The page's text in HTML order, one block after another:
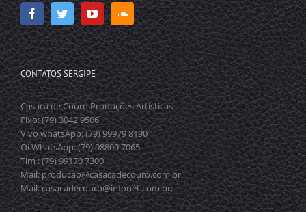
CONTATOS SERGIPE
Casaca de Couro Produções Artísticas
Fixo: (79) 3042 9506
Vivo whatsApp: (79) 99979 8190
Oi WhatsApp: (79) 98809 7065
Tim : (79) 99170 7300
Mail: producao@casacadecouro.com.br
Mail: casacadecouro@infonet.com.br;